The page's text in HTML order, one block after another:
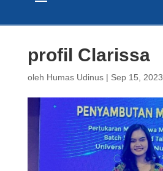
profil Clarissa
oleh Humas Udinus| Sep 15, 2023